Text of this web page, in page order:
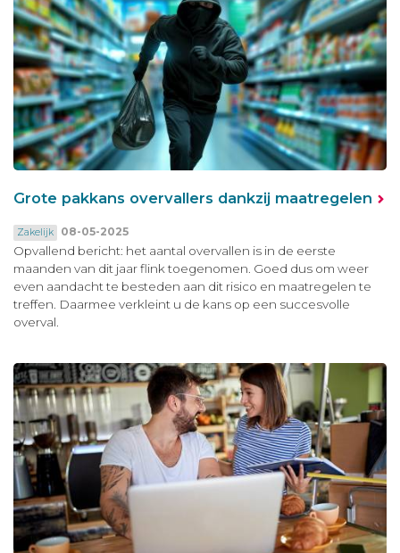
Grote pakkans overvallers dankzij maatregelen
Zakelijk 08-05-2025
Opvallend bericht: het aantal overvallen is in de eerste
maanden van dit jaar flink toegenomen. Goed dus om weer
even aandacht te besteden aan dit risico en maatregelen te
treffen. Daarmee verkleint u de kans op een succesvolle
overval.